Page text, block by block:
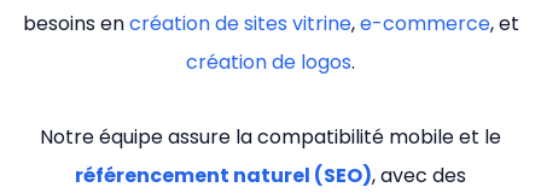
besoins encréation de sites vitrine,e-commerce, et
création de logos.
Notre équipe assure la compatibilité mobile et le
référencement naturel (SEO), avec des